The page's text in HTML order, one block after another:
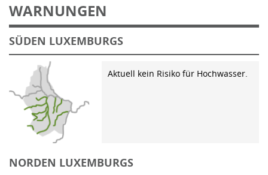
WARNUNGEN
SÜDEN LUXEMBURGS
Aktuell kein Risiko für Hochwasser.
NORDEN LUXEMBURGS